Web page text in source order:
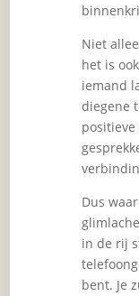
Niet
het is
iemand
diegene
Dus
in de rij
bent. Je